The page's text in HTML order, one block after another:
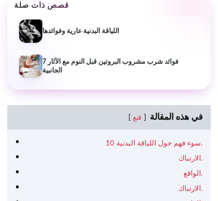
قصص ذات صلة
اللياقة البدنية عارية وفوائدها
7 فوائد شرب مشروب البروتين قبل النوم مع الآثار
الجانبية
في هذه المقالة قنع
10 سوء فهم حول اللياقة البدنية.
الارتباك.
الواقع.
الارتباك.